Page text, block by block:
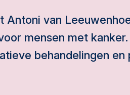
Antoni van
mensen met
behandelingen